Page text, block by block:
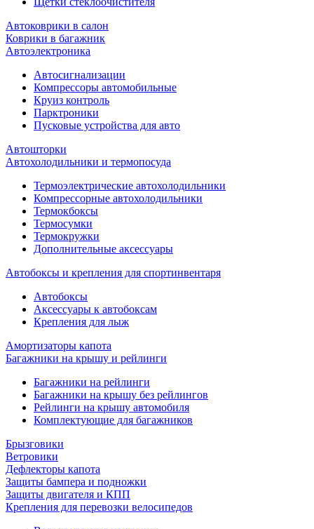
Автоковрики в салон
Коврики в багажник
Автоэлектроника
Автосигнализации
Компрессоры автомобильные
Круиз контроль
Парктроники
Пусковые устройства для авто
Автошторки
Автохолодильники и термопосуда
Термоэлектрические автохолодильники
Компрессорные автохолодильники
Термокбоксы
Термосумки
Термокружки
Дополнительные аксессуары
Автобоксы и крепления для спортинвентаря
Автобоксы
Аксессуары к автобоксам
Крепления для лыж
Амортизаторы капота
Багажники на крышу и рейлинги
Багажники на рейлинги
Багажники на крышу без рейлингов
Рейлинги на крышу автомобиля
Комплектующие для багажников
Брызговики
Ветровики
Дефлекторы капота
Защиты бампера и подножки
Защиты двигателя и КПП
Крепления для перевозки велосипедов